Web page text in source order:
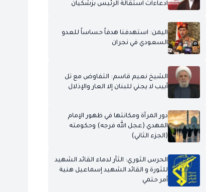
ادعاءات استقالة الرئيس بزشكيان
اليمن: استهدفنا هدفاً حساساً للعدو
السعودي في نجران
الشيخ نعيم قاسم: التفاوض مع تل
أبيب لا يجني للبنان إلا العار والإذلال
دور المرأة ومكانتها في ظهور الإمام
المهدي (عجل الله فرجه) وحكومته
(الجزء الثاني)
الحرس الثوري: الثأر لدماء القائد الشهيد
للثورة و القائد الشهيد إسماعيل هنية
أمر حتمي